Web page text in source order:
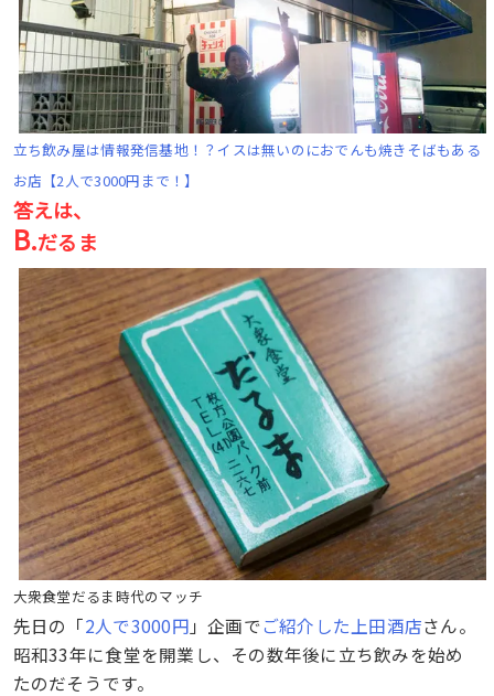
立ち飲み屋は情報発信基地！？イスは無いのにおでんも焼きそばもある
お店【2人で3000円まで！】
答えは、
B.だるま
大衆食堂だるま時代のマッチ
先日の「2人で3000円 」企画でご紹介した上田酒店さん。
昭和33年に食堂を開業し、その数年後に立ち飲みを始め
たのだそうです。